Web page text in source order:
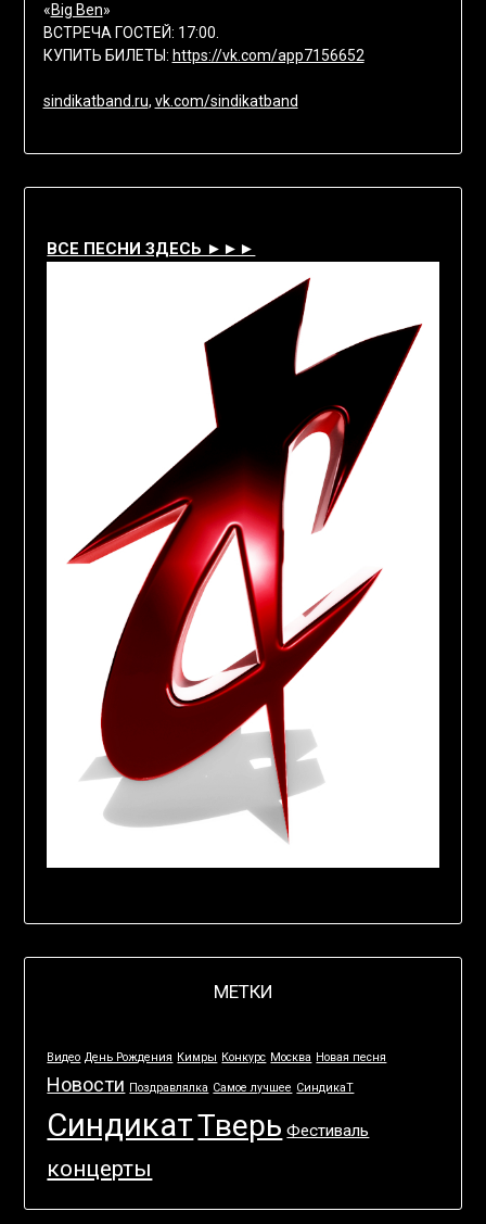
«Big Ben»
ВСТРЕЧА ГОСТЕЙ: 17:00.
КУПИТЬ БИЛЕТЫ: https://vk.com/app7156652
sindikatband.ru, vk.com/sindikatband
ВСЕ ПЕСНИ ЗДЕСЬ ►►►
МЕТКИ
Видео День Рождения Кимры Конкурс Москва Новая песня
Новости Поздравлялка Самое лучшее СиндикаТ
СиндикатТверь Фестиваль
концерты